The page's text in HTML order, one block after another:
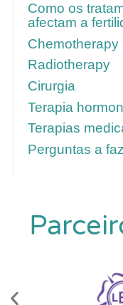
Como os
afectam a
Chemotherapy
Radiotherapy
Cirurgia
Terapia
Terapias
Perguntas a